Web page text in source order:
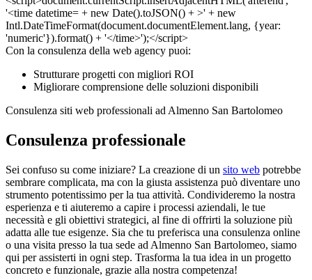
Con la consulenza della web agency puoi:
Strutturare progetti con migliori ROI
Migliorare comprensione delle soluzioni disponibili
Consulenza siti web professionali ad Almenno San Bartolomeo
Consulenza professionale
Sei confuso su come iniziare? La creazione di un sito web potrebbe
sembrare complicata, ma con la giusta assistenza può diventare uno
strumento potentissimo per la tua attività. Condivideremo la nostra
esperienza e ti aiuteremo a capire i processi aziendali, le tue
necessità e gli obiettivi strategici, al fine di offrirti la soluzione più
adatta alle tue esigenze. Sia che tu preferisca una consulenza online
o una visita presso la tua sede ad Almenno San Bartolomeo, siamo
qui per assisterti in ogni step. Trasforma la tua idea in un progetto
concreto e funzionale, grazie alla nostra competenza!